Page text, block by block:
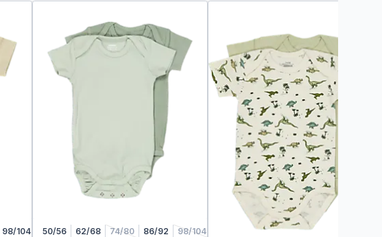
98/104 50/56 62/68 74/80 86/92 98/104